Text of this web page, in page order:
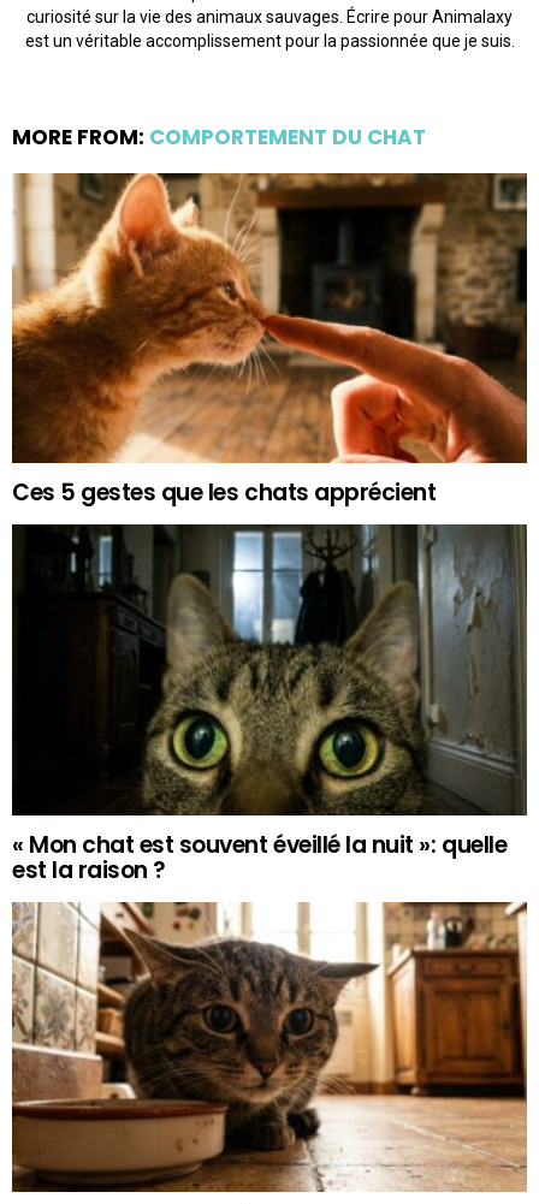
curiosité sur la vie des animaux sauvages. Écrire pour Animalaxy
est un véritable accomplissement pour la passionnée que je suis.
MORE FROM: COMPORTEMENT DU CHAT
Ces 5 gestes que les chats apprécient
« Mon chat est souvent éveillé la nuit »: quelle
est la raison ?